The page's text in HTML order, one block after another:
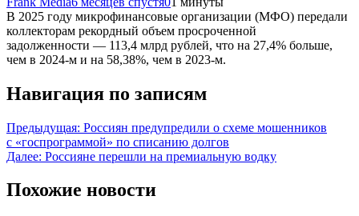
В 2025 году микрофинансовые организации (МФО) передали
коллекторам рекордный объем просроченной
задолженности — 113,4 млрд рублей, что на 27,4% больше,
чем в 2024-м и на 58,38%, чем в 2023-м.
Навигация по записям
Предыдущая: Россиян предупредили о схеме мошенников
с «госпрограммой» по списанию долгов
Далее: Россияне перешли на премиальную водку
Похожие новости